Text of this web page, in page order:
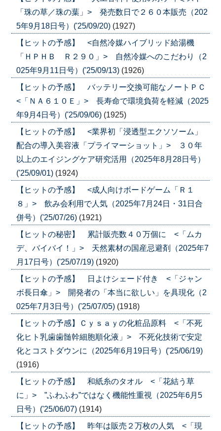
「珠の草／珠の葉」> 発売数日で２６０本販売（202
5年9月18日号）('25/09/20) (1927)
【ヒットの予感】 <自然冷媒ハイブリッド給湯機
「ＨＰＨＢ Ｒ２９０」> 自然冷媒へのこだわり（2
025年9月11日号）('25/09/13) (1926)
【ヒットの予感】 バッテリー交換可能なノートＰＣ
<「ＮＡ６１０Ｅ」> 長寿命で環境負荷を軽減（2025
年9月4日号）('25/09/06) (1925)
【ヒットの予感】 <業界初「浸透型エクソソーム」
配合の導入美容液「プライマーショット」> ３０年
以上のエイジングケア研究活用（2025年8月28日号）
('25/09/01) (1924)
【ヒットの予感】 <成人向けボードゲーム「Ｒ１
８」> 飲み会利用で人気（2025年7月24日・31日合
併号）('25/07/26) (1921)
【ヒットの秘密】 累計販売数４０万個に <「ムカ
デ、バイバイ！」> 天然素材の国産忌避剤（2025年7
月17日号）('25/07/19) (1920)
【ヒットの予感】 日よけシェード付き <「ジャン
ボ長日傘」> 開発者の「本当に欲しい」を具現化（2
025年7月3日号）('25/07/05) (1918)
【ヒットの予感】Ｃｙｓａｙの化粧品原料 <「不死
化ヒト乳歯歯髄幹細胞順化液」> 不死化技術で安定
化とコストダウンに（2025年6月19日号）('25/06/19)
(1916)
【ヒットの予感】 和紙糸のタオル <「花結う草
に」> ”ふわふわ”ではなく機能性重視（2025年6月5
日号）('25/06/07) (1914)
【ヒットの予感】 昨年は販売２万枚の人気 <「現